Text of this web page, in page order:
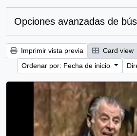
Opciones avanzadas de
Imprimir vista previa Card view
Ordenar por: Fecha de inicio